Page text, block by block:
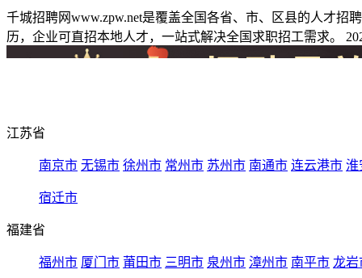
千城招聘网www.zpw.net是覆盖全国各省、市、区县的人才
历，企业可直招本地人才，一站式解决全国求职招工需求。
江苏省
南京市 无锡市 徐州市 常州市 苏州市 南通市 连云港市 淮
宿迁市
福建省
福州市 厦门市 莆田市 三明市 泉州市 漳州市 南平市 龙岩